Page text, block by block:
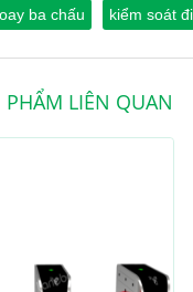
ba chấu
kiểm soát
PHẨM LIÊN QUAN